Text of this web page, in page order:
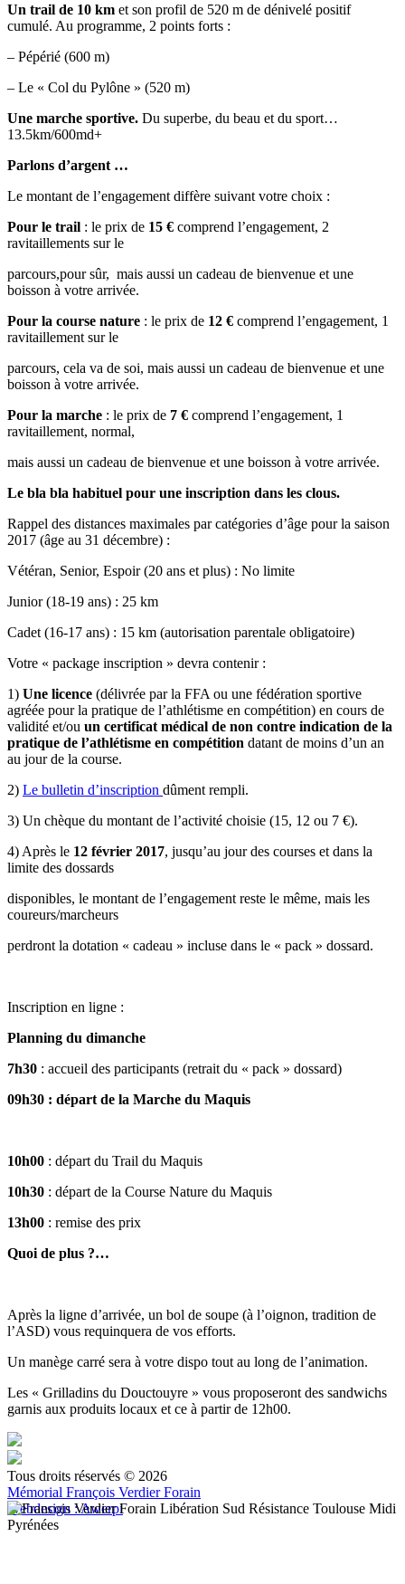
Un trail de 10 km et son profil de 520 m de dénivelé positif
cumulé. Au programme, 2 points forts :
– Pépérié (600 m)
– Le « Col du Pylône » (520 m)
Une marche sportive. Du superbe, du beau et du sport…
13.5km/600md+
Parlons d’argent …
Le montant de l’engagement diffère suivant votre choix :
Pour le trail : le prix de 15 € comprend l’engagement, 2
ravitaillements sur le
parcours,pour sûr, mais aussi un cadeau de bienvenue et une
boisson à votre arrivée.
Pour la course nature : le prix de 12 € comprend l’engagement, 1
ravitaillement sur le
parcours, cela va de soi, mais aussi un cadeau de bienvenue et une
boisson à votre arrivée.
Pour la marche : le prix de 7 € comprend l’engagement, 1
ravitaillement, normal,
mais aussi un cadeau de bienvenue et une boisson à votre arrivée.
Le bla bla habituel pour une inscription dans les clous.
Rappel des distances maximales par catégories d’âge pour la saison
2017 (âge au 31 décembre) :
Vétéran, Senior, Espoir (20 ans et plus) : No limite
Junior (18-19 ans) : 25 km
Cadet (16-17 ans) : 15 km (autorisation parentale obligatoire)
Votre « package inscription » devra contenir :
1) Une licence (délivrée par la FFA ou une fédération sportive
agréée pour la pratique de l’athlétisme en compétition) en cours de
validité et/ou un certificat médical de non contre indication de la
pratique de l’athlétisme en compétition datant de moins d’un an
au jour de la course.
2) Le bulletin d’inscription dûment rempli.
3) Un chèque du montant de l’activité choisie (15, 12 ou 7 €).
4) Après le 12 février 2017, jusqu’au jour des courses et dans la
limite des dossards
disponibles, le montant de l’engagement reste le même, mais les
coureurs/marcheurs
perdront la dotation « cadeau » incluse dans le « pack » dossard.
Inscription en ligne :
Planning du dimanche
7h30 : accueil des participants (retrait du « pack » dossard)
09h30 : départ de la Marche du Maquis
10h00 : départ du Trail du Maquis
10h30 : départ de la Course Nature du Maquis
13h00 : remise des prix
Quoi de plus ?…
Après la ligne d’arrivée, un bol de soupe (à l’oignon, tradition de
l’ASD) vous requinquera de vos efforts.
Un manège carré sera à votre dispo tout au long de l’animation.
Les « Grilladins du Douctouyre » vous proposeront des sandwichs
garnis aux produits locaux et ce à partir de 12h00.
Tous droits réservés © 2026
Mémorial François Verdier Forain
Webdesign : Awerpi